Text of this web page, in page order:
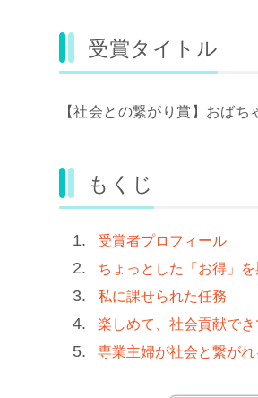
受賞タイトル
【社会との繋がり賞】おばち
もくじ
受賞者プロフィール
ちょっとした「お得」を
私に課せられた任務
楽しめて、社会貢献で
専業主婦が社会と繋が